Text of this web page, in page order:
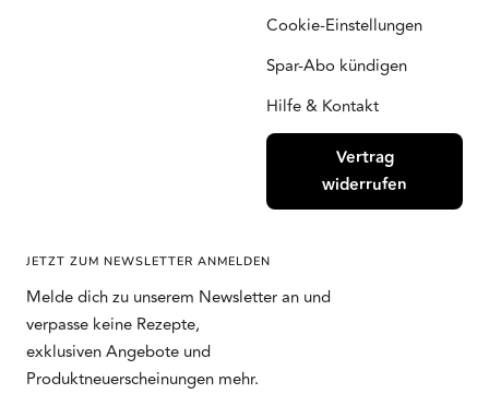
Cookie-Einstellungen
Spar-Abo kündigen
Hilfe & Kontakt
Vertrag
widerrufen
JETZT ZUM NEWSLETTER ANMELDEN
Melde dich zu unserem Newsletter an und
verpasse keine Rezepte,
exklusiven Angebote und
Produktneuerscheinungen mehr.